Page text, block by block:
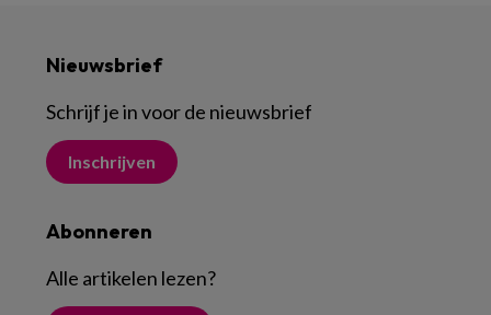
Nieuwsbrief
Schrijf je in voor de nieuwsbrief
Inschrijven
Abonneren
Alle artikelen lezen?